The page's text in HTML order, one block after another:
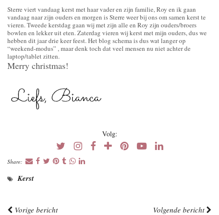
Sterre viert vandaag kerst met haar vader en zijn familie, Roy en ik gaan
vandaag naar zijn ouders en morgen is Sterre weer bij ons om samen kerst te
vieren. Tweede kerstdag gaan wij met zijn alle en Roy zijn ouders/broers
bowlen en lekker uit eten. Zaterdag vieren wij kerst met mijn ouders, dus we
hebben dit jaar drie keer feest. Het blog schema is dus wat langer op
“weekend-modus” , maar denk toch dat veel mensen nu niet achter de
laptop/tablet zitten.
Merry christmas!
Volg:
Share:
Kerst
Vorige bericht
Volgende bericht